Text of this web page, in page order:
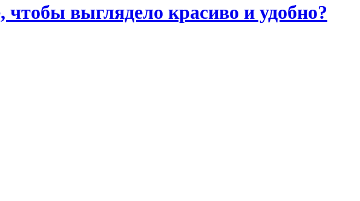
чтобы выглядело красиво и удобно?